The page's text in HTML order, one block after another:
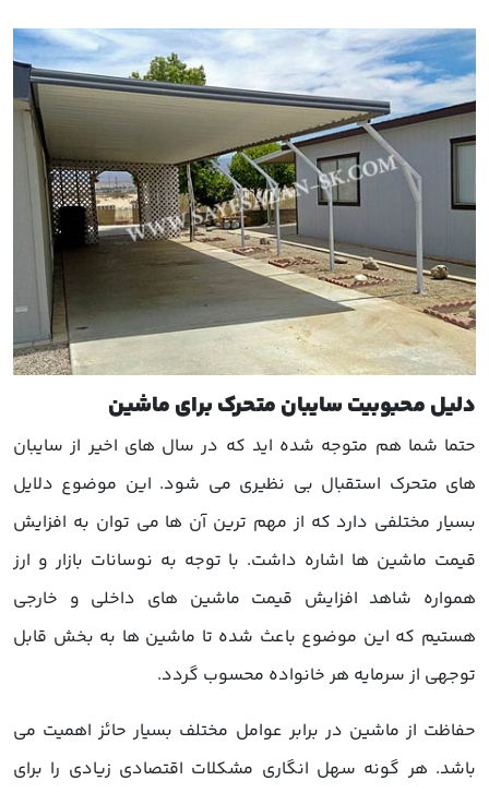
دلیل محبوبیت سایبان متحرک برای ماشین
حتما شما هم متوجه شده اید که در سال های اخیر از سایبان
های متحرک استقبال بی نظیری می شود. این موضوع دلایل
بسیار مختلفی دارد که از مهم ترین آن ها می توان به افزایش
قیمت ماشین ها اشاره داشت. با توجه به نوسانات بازار و ارز
همواره شاهد افزایش قیمت ماشین های داخلی و خارجی
هستیم که این موضوع باعث شده تا ماشین ها به بخش قابل
توجهی از سرمایه هر خانواده محسوب گردد.
حفاظت از ماشین در برابر عوامل مختلف بسیار حائز اهمیت می
باشد. هر گونه سهل انگاری مشکلات اقتصادی زیادی را برای